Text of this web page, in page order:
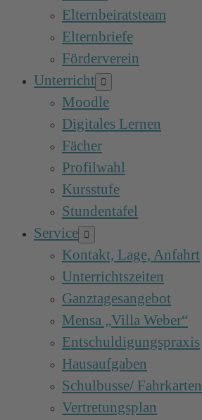
Elternbeiratsteam
Elternbriefe
Förderverein
Unterricht Menü-
Schalter
Moodle
Digitales Lernen
Fächer
Profilwahl
Kursstufe
Stundentafel
Service Menü-
Schalter
Kontakt, Lage, Anfahrt
Unterrichtszeiten
Ganztagesangebot
Mensa „Villa Weber“
Entschuldigungspraxis
Hausaufgaben
Schulbusse/ Fahrkarten
Vertretungsplan